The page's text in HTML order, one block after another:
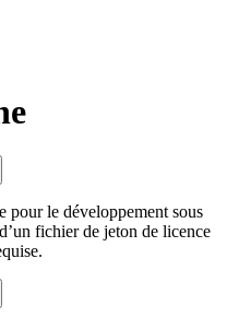
le développement sous
fichier de jeton de licence